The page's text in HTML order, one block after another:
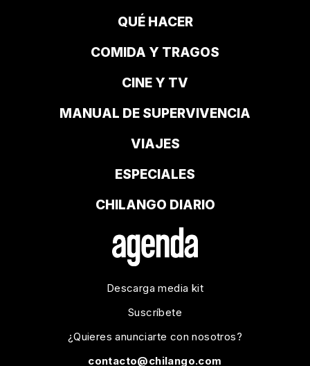
QUÉ HACER
COMIDA Y TRAGOS
CINE Y TV
MANUAL DE SUPERVIVENCIA
VIAJES
ESPECIALES
CHILANGO DIARIO
Descarga media kit
Suscríbete
¿Quieres anunciarte con nosotros?
contacto@chilango.com